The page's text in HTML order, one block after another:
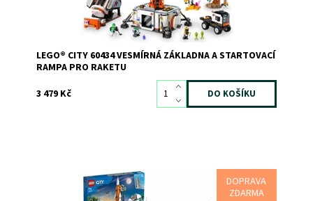
LEGO® CITY 60434 VESMÍRNÁ ZÁKLADNA A STARTOVACÍ
RAMPA PRO RAKETU
3 479 Kč
DOPRAVA
ZDARMA
Kosmodrom inspirovaný NASA